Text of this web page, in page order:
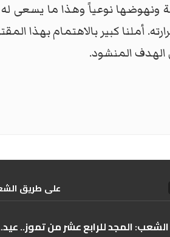
نوعياً وهذا ما يسعى له
أملنا كبير بالاهتمام بهذا
الهدف المنشود.
علی طریق
الشعب: المجد للرابع عشر من تموز..